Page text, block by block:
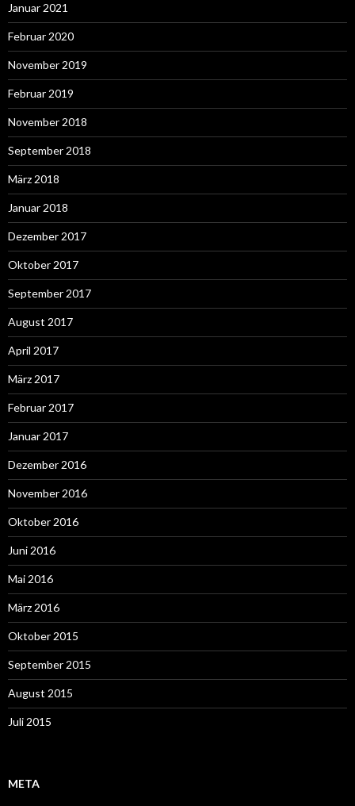
Januar 2021
Februar 2020
November 2019
Februar 2019
November 2018
September 2018
März 2018
Januar 2018
Dezember 2017
Oktober 2017
September 2017
August 2017
April 2017
März 2017
Februar 2017
Januar 2017
Dezember 2016
November 2016
Oktober 2016
Juni 2016
Mai 2016
März 2016
Oktober 2015
September 2015
August 2015
Juli 2015
META